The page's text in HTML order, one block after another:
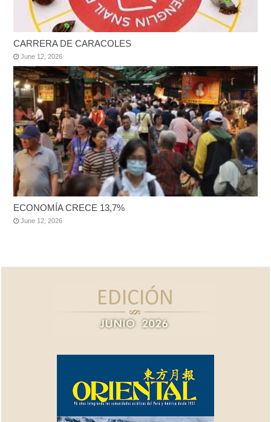
CARRERA DE CARACOLES
June 12, 2026
ECONOMÍA CRECE 13,7%
June 12, 2026